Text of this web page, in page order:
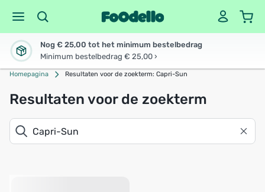
Nog € 25,00 tot het minimum bestelbedrag
Minimum bestelbedrag € 25,00 ›
Homepagina Resultaten voor de zoekterm: Capri-Sun
Resultaten voor de zoekterm